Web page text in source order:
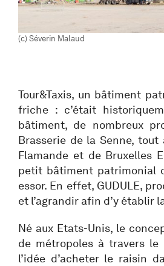
(c) Séverin Malaud
Tour&Taxis, un bâtiment
friche : c’était
bâtiment, de nombreux
Brasserie de la Senne,
Flamande et de Bruxelles
petit bâtiment patrimonial
essor. En effet, GUDULE,
et l’agrandir afin d’y établir
Né aux Etats-Unis, le
de métropoles à travers le
l’idée d’acheter le raisin